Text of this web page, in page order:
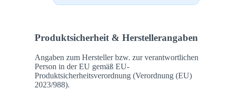
Produktsicherheit & Herstellerangaben
Angaben zum Hersteller bzw. zur verantwortlichen
Person in der EU gemäß EU-
Produktsicherheitsverordnung (Verordnung (EU)
2023/988).